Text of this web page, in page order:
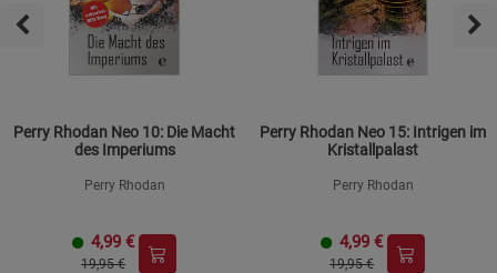
Perry Rhodan Neo 10: Die Macht
des Imperiums
Perry Rhodan
4,99 €
19,95 €
Perry Rhodan Neo 15: Intrigen im
Kristallpalast
Perry Rhodan
4,99 €
19,95 €